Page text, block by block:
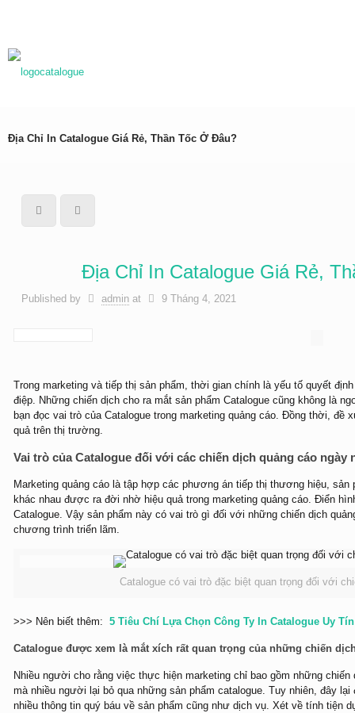
Địa Chỉ In Catalogue Giá Rẻ, Thần Tốc Ở Đâu?
Địa Chỉ In Catalogue Giá Rẻ,
Published by admin at 9 Tháng 4, 2021
Trong marketing và tiếp thị sản phẩm, thời gian chính là yếu tố quyết
điệp. Những chiến dịch cho ra mắt sản phẩm Catalogue cũng không là
bạn đọc vai trò của Catalogue trong marketing quảng cáo. Đồng thời, đề
quả trên thị trường.
Vai trò của Catalogue đối với các chiến dịch quảng cáo ngày
Marketing quảng cáo là tập hợp các phương án tiếp thị thương hiệu, sản
khác nhau được ra đời nhờ hiệu quả trong marketing quảng cáo. Điển
Catalogue. Vậy sản phẩm này có vai trò gì đối với những chiến dịch
chương trình triển lãm.
Catalogue có vai trò đặc biệt quan trọng đối với
>>> Nên biết thêm: 5 Tiêu Chí Lựa Chọn Công Ty In Catalogue Uy
Catalogue được xem là mắt xích rất quan trọng của những chiến
Nhiều người cho rằng việc thực hiện marketing chỉ bao gồm những
mà nhiều người lại bỏ qua những sản phẩm catalogue. Tuy nhiên, đây
nhiều thông tin quý báu về sản phẩm cũng như dịch vụ. Xét về tính tiện